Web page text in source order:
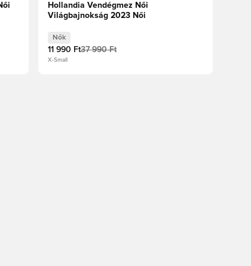
Hollandia Vendégmez Női
Világbajnokság 2023 Női
Nők
11 990 Ft37 990 Ft
X-Small